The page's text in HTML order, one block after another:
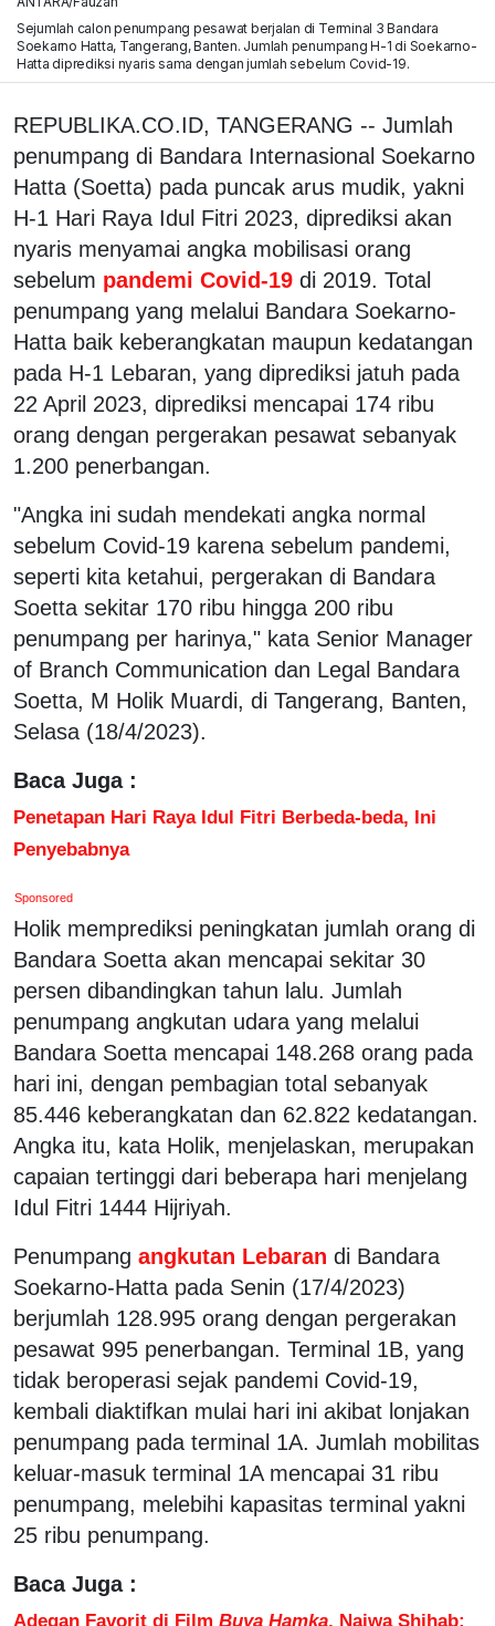
Sejumlah calon penumpang pesawat berjalan di Terminal 3 Bandara
Soekarno Hatta, Tangerang, Banten. Jumlah penumpang H-1 di Soekarno-
Hatta diprediksi nyaris sama dengan jumlah sebelum Covid-19.
REPUBLIKA.CO.ID, TANGERANG -- Jumlah
penumpang di Bandara Internasional Soekarno
Hatta (Soetta) pada puncak arus mudik, yakni
H-1 Hari Raya Idul Fitri 2023, diprediksi akan
nyaris menyamai angka mobilisasi orang
sebelum pandemi Covid-19 di 2019. Total
penumpang yang melalui Bandara Soekarno-
Hatta baik keberangkatan maupun kedatangan
pada H-1 Lebaran, yang diprediksi jatuh pada
22 April 2023, diprediksi mencapai 174 ribu
orang dengan pergerakan pesawat sebanyak
1.200 penerbangan.
"Angka ini sudah mendekati angka normal
sebelum Covid-19 karena sebelum pandemi,
seperti kita ketahui, pergerakan di Bandara
Soetta sekitar 170 ribu hingga 200 ribu
penumpang per harinya," kata Senior Manager
of Branch Communication dan Legal Bandara
Soetta, M Holik Muardi, di Tangerang, Banten,
Selasa (18/4/2023).
Baca Juga :
Penetapan Hari Raya Idul Fitri Berbeda-beda, Ini
Penyebabnya
Sponsored
Holik memprediksi peningkatan jumlah orang di
Bandara Soetta akan mencapai sekitar 30
persen dibandingkan tahun lalu. Jumlah
penumpang angkutan udara yang melalui
Bandara Soetta mencapai 148.268 orang pada
hari ini, dengan pembagian total sebanyak
85.446 keberangkatan dan 62.822 kedatangan.
Angka itu, kata Holik, menjelaskan, merupakan
capaian tertinggi dari beberapa hari menjelang
Idul Fitri 1444 Hijriyah.
Penumpang angkutan Lebaran di Bandara
Soekarno-Hatta pada Senin (17/4/2023)
berjumlah 128.995 orang dengan pergerakan
pesawat 995 penerbangan. Terminal 1B, yang
tidak beroperasi sejak pandemi Covid-19,
kembali diaktifkan mulai hari ini akibat lonjakan
penumpang pada terminal 1A. Jumlah mobilitas
keluar-masuk terminal 1A mencapai 31 ribu
penumpang, melebihi kapasitas terminal yakni
25 ribu penumpang.
Baca Juga :
Adegan Favorit di Film Buya Hamka, Najwa Shihab: